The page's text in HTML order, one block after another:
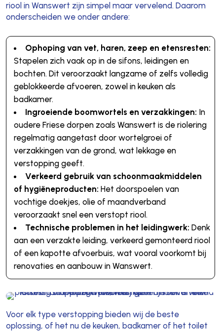
riool in Wanswert zijn simpel maar vervelend. Daarom
onderscheiden we onder andere:
Ophoping van vet, haren, zeep en etensresten:
Stapelen zich vaak op in de sifons, leidingen en
bochten. Dit veroorzaakt langzame of zelfs volledig
geblokkeerde afvoeren, zowel in keuken als
badkamer.
Ingroeiende boomwortels en verzakkingen: In
oudere Friese dorpen zoals Wanswert is de riolering
regelmatig aangetast door wortelgroei of
verzakkingen van de grond, wat lekkage en
verstopping geeft.
Verkeerd gebruik van schoonmaakmiddelen
of hygiëneproducten: Het doorspoelen van
vochtige doekjes, olie of maandverband
veroorzaakt snel een verstopt riool.
Technische problemen in het leidingwerk: Denk
aan een verzakte leiding, verkeerd gemonteerd riool
of een kapotte afvoerbuis, wat vooral voorkomt bij
renovaties en aanbouw in Wanswert.
Voor elk type verstopping bieden wij de beste
oplossing, of het nu de keuken, badkamer of het toilet